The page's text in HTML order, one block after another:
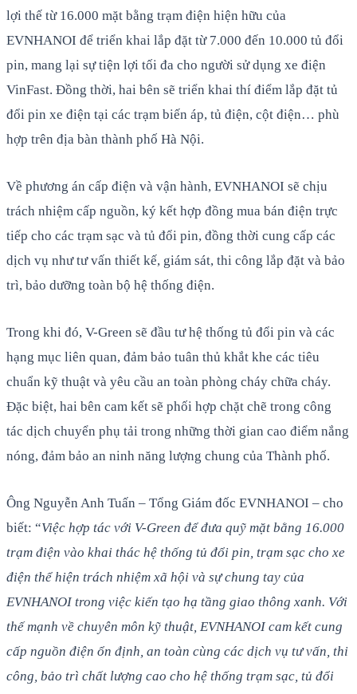
lợi thế từ 16.000 mặt bằng trạm điện hiện hữu của
EVNHANOI để triển khai lắp đặt từ 7.000 đến 10.000 tủ đổi
pin, mang lại sự tiện lợi tối đa cho người sử dụng xe điện
VinFast. Đồng thời, hai bên sẽ triển khai thí điểm lắp đặt tủ
đổi pin xe điện tại các trạm biến áp, tủ điện, cột điện… phù
hợp trên địa bàn thành phố Hà Nội.
Về phương án cấp điện và vận hành, EVNHANOI sẽ chịu
trách nhiệm cấp nguồn, ký kết hợp đồng mua bán điện trực
tiếp cho các trạm sạc và tủ đổi pin, đồng thời cung cấp các
dịch vụ như tư vấn thiết kế, giám sát, thi công lắp đặt và bảo
trì, bảo dưỡng toàn bộ hệ thống điện.
Trong khi đó, V-Green sẽ đầu tư hệ thống tủ đổi pin và các
hạng mục liên quan, đảm bảo tuân thủ khắt khe các tiêu
chuẩn kỹ thuật và yêu cầu an toàn phòng cháy chữa cháy.
Đặc biệt, hai bên cam kết sẽ phối hợp chặt chẽ trong công
tác dịch chuyển phụ tải trong những thời gian cao điểm nắng
nóng, đảm bảo an ninh năng lượng chung của Thành phố.
Ông Nguyễn Anh Tuấn – Tổng Giám đốc EVNHANOI – cho
biết: “Việc hợp tác với V-Green để đưa quỹ mặt bằng 16.000
trạm điện vào khai thác hệ thống tủ đổi pin, trạm sạc cho xe
điện thể hiện trách nhiệm xã hội và sự chung tay của
EVNHANOI trong việc kiến tạo hạ tầng giao thông xanh. Với
thế mạnh về chuyên môn kỹ thuật, EVNHANOI cam kết cung
cấp nguồn điện ổn định, an toàn cùng các dịch vụ tư vấn, thi
công, bảo trì chất lượng cao cho hệ thống trạm sạc, tủ đổi